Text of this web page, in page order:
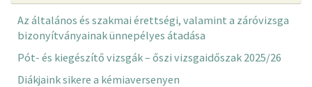
Az általános és szakmai érettségi, valamint a záróvizsga
bizonyítványainak ünnepélyes átadása
Pót- és kiegészítő vizsgák – őszi vizsgaidőszak 2025/26
Diákjaink sikere a kémiaversenyen